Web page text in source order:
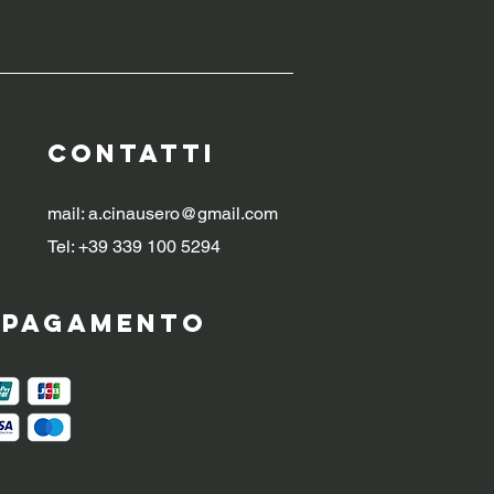
CONTATTI
mail: a.cinausero@gmail.com
Tel: +39 339 100 5294